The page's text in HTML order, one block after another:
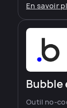
En savoir
Bubble
Outil no-